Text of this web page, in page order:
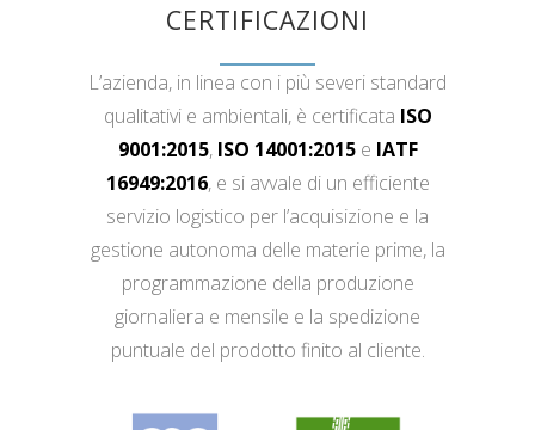
CERTIFICAZIONI
L’azienda, in linea con i più severi standard
qualitativi e ambientali, è certificata ISO
9001:2015, ISO 14001:2015e IATF
16949:2016, e si avvale di un efficiente
servizio logistico per l’acquisizione e la
gestione autonoma delle materie prime, la
programmazione della produzione
giornaliera e mensile e la spedizione
puntuale del prodotto finito al cliente.